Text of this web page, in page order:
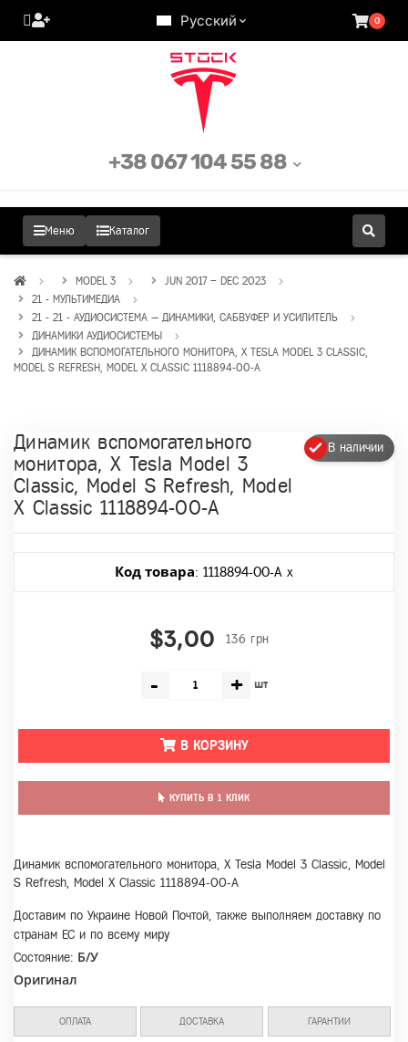
Русский 0
Меню Каталог
+38 067 104 55 88
MODEL 3
JUN 2017 – DEC 2023
21 - МУЛЬТИМЕДИА
21 - 21 - АУДИОСИСТЕМА — ДИНАМИКИ, САБВУФЕР И УСИЛИТЕЛЬ
ДИНАМИКИ АУДИОСИСТЕМЫ
ДИНАМИК ВСПОМОГАТЕЛЬНОГО МОНИТОРА, Х TESLA MODEL 3 CLASSIC,
MODEL S REFRESH, MODEL X CLASSIC 1118894-00-A
В наличии
Динамик вспомогательного
монитора, Х Tesla Model 3
Classic, Model S Refresh, Model
X Classic 1118894-00-A
Код товара: 1118894-00-A x
$3,00 136 грн
- + шт
В КОРЗИНУ
КУПИТЬ В 1 КЛИК
Динамик вспомогательного монитора, Х Tesla Model 3 Classic, Model
S Refresh, Model X Classic 1118894-00-A
Доставим по Украине Новой Почтой, также выполняем доставку по
странам ЕС и по всему миру
Состояние: Б/У
Оригинал
ОПЛАТА ДОСТАВКА ГАРАНТИИ